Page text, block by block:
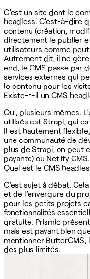
C’est un site dont le
headless. C’est-à-dire
contenu (création,
directement le publier
utilisateurs comme
Autrement dit, il ne
end, le CMS passe par
services externes qui
le contenu pour les
Existe-t-il un CMS
Oui, plusieurs mêmes.
utilisés est Strapi, qui
Il est hautement
une communauté de
plus de Strapi, on peut
payante) ou Netlify CMS.
Quel est le CMS
C’est sujet à débat.
et de l’envergure du
pour les petits projets
fonctionnalités
gratuite. Prismic
mais est payant bien
mentionner ButterCMS,
des plus limités.